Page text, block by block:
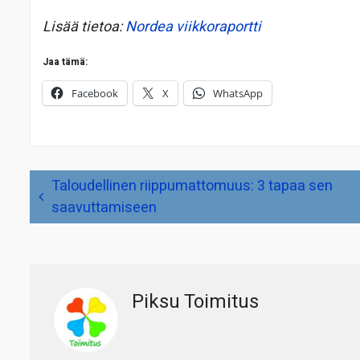
Lisää tietoa:Nordea viikkoraportti
Jaa tämä:
Facebook X WhatsApp
Artikkelien
selausTaloudellinen riippumattomuus: 3 tapaa sen
saavuttamiseen
Piksu Toimitus